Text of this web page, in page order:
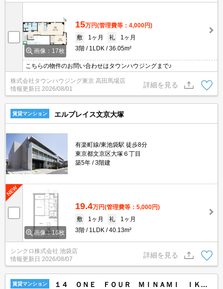
画像：17枚
15万円(管理費等：4,000円)
敷
1ヶ月 礼
1ヶ月
3階
1LDK 36.05m²
こちらの物件のお問い合わせはタウンハウジングまで♪
株式会社タウンハウジング東京 高田馬場店
情報更新日 2026/08/01
詳細を見る
賃貸マンション エルプレイス文京大塚
有楽町線/東池袋駅 徒歩8分
東京都文京区大塚６丁目
築5年
3階建
画像：16枚
19.4万円(管理費等：5,000円)
敷
1ヶ月 礼
1ヶ月
3階
1LDK 40.13m²
シンクロ株式会社 池袋店
情報更新日 2026/08/07
詳細を見る
賃貸マンション １４ ＯＮＥ ＦＯＵＲ ＭＩＮＡＭＩ ＩＫＥＢＵＫＵＲＯ